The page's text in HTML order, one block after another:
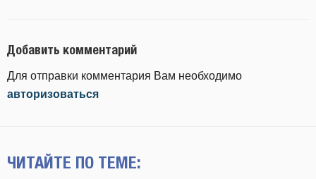
Добавить комментарий
Для отправки комментария Вам необходимо
авторизоваться
ЧИТАЙТЕ ПО ТЕМЕ: